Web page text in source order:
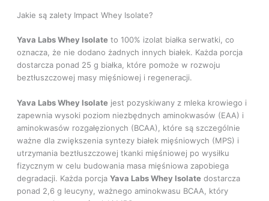
Jakie są zalety Impact Whey Isolate?
Yava LabsWhey Isolate to 100% izolat białka serwatki, co
oznacza, że nie dodano żadnych innych białek. Każda porcja
dostarcza ponad 25 g białka, które pomoże w rozwoju
beztłuszczowej masy mięśniowej i regeneracji.
Yava Labs Whey Isolate jest pozyskiwany z mleka krowiego i
zapewnia wysoki poziom niezbędnych aminokwasów (EAA) i
aminokwasów rozgałęzionych (BCAA), które są szczególnie
ważne dla zwiększenia syntezy białek mięśniowych (MPS) i
utrzymania beztłuszczowej tkanki mięśniowej po wysiłku
fizycznym w celu budowania masa mięśniowa zapobiega
degradacji. Każda porcja Yava LabsWhey Isolate dostarcza
ponad 2,6 g leucyny, ważnego aminokwasu BCAA, który